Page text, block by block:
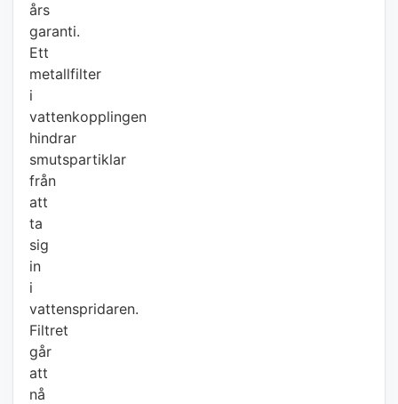
års
garanti.
Ett
metallfilter
i
vattenkopplingen
hindrar
smutspartiklar
från
att
ta
sig
in
i
vattenspridaren.
Filtret
går
att
nå